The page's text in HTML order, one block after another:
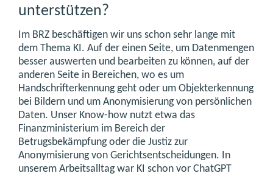
unterstützen?
Im BRZ beschäftigen wir uns schon sehr lange mit
dem Thema KI. Auf der einen Seite, um Datenmengen
besser auswerten und bearbeiten zu können, auf der
anderen Seite in Bereichen, wo es um
Handschrifterkennung geht oder um Objekterkennung
bei Bildern und um Anonymisierung von persönlichen
Daten. Unser Know-how nutzt etwa das
Finanzministerium im Bereich der
Betrugsbekämpfung oder die Justiz zur
Anonymisierung von Gerichtsentscheidungen. In
unserem Arbeitsalltag war KI schon vor ChatGPT